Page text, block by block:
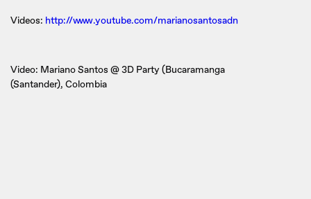
Videos: http://www.youtube.com/marianosantosadn
Video: Mariano Santos @ 3D Party (Bucaramanga
(Santander), Colombia